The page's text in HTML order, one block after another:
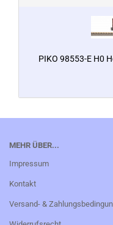
PIKO 98553-E H0
MEHR ÜBER...
Impressum
Kontakt
Versand- &